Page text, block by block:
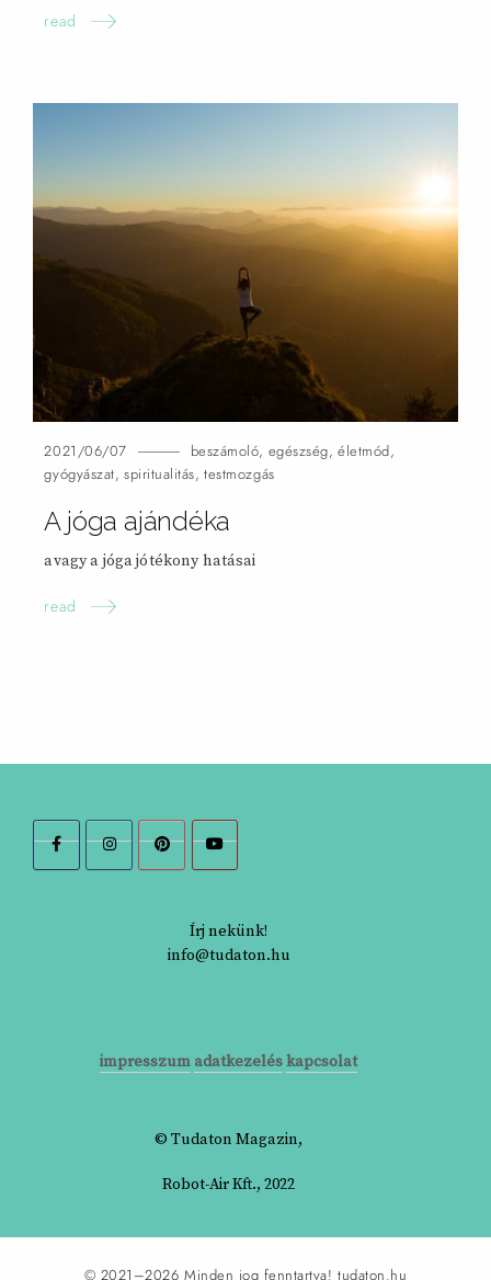
read
2021/06/07 beszámoló, egészség,életmód,
gyógyászat,spiritualitás,testmozgás
A jóga ajándéka
avagy a jóga jótékony hatásai
read
Írj nekünk!
info@tudaton.hu
impresszum adatkezeléskapcsolat
© Tudaton Magazin,
Robot-Air Kft., 2022
© 2021–2026 Minden jog fenntartva! tudaton.hu